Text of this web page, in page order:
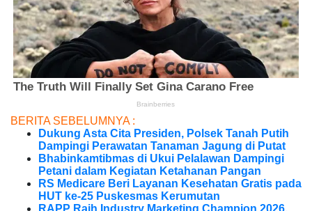
BERITA SEBELUMNYA :
Dukung Asta Cita Presiden, Polsek Tanah Putih
Dampingi Perawatan Tanaman Jagung di Putat
Bhabinkamtibmas di Ukui Pelalawan Dampingi
Petani dalam Kegiatan Ketahanan Pangan
RS Medicare Beri Layanan Kesehatan Gratis pada
HUT ke-25 Puskesmas Kerumutan